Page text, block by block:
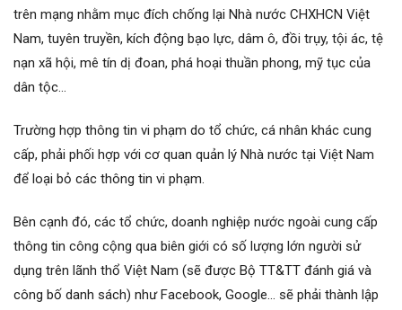
trên mạng nhằm mục đích chống lại Nhà nước CHXHCN Việt
Nam, tuyên truyền, kích động bạo lực, dâm ô, đồi trụy, tội ác, tệ
nạn xã hội, mê tín dị đoan, phá hoại thuần phong, mỹ tục của
dân tộc…
Trường hợp thông tin vi phạm do tổ chức, cá nhân khác cung
cấp, phải phối hợp với cơ quan quản lý Nhà nước tại Việt Nam
để loại bỏ các thông tin vi phạm.
Bên cạnh đó, các tổ chức, doanh nghiệp nước ngoài cung cấp
thông tin công cộng qua biên giới có số lượng lớn người sử
dụng trên lãnh thổ Việt Nam (sẽ được Bộ TT&TT đánh giá và
công bố danh sách) như Facebook, Google… sẽ phải thành lập